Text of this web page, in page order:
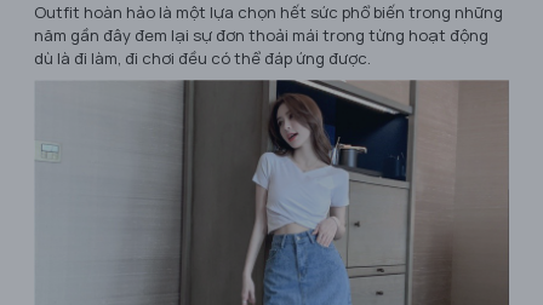
Outfit hoàn hảo là một lựa chọn hết sức phổ biến trong những
năm gần đây đem lại sự đơn thoải mái trong từng hoạt động
dù là đi làm, đi chơi đều có thể đáp ứng được.